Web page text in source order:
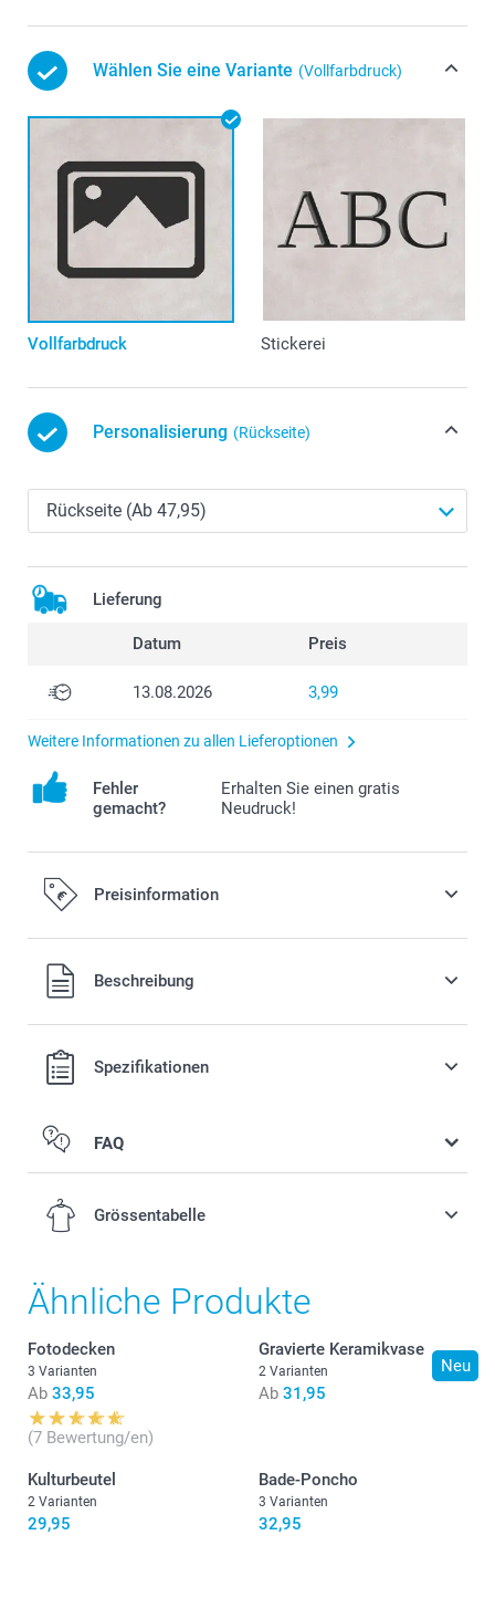
Wählen Sie eine Variante (Vollfarbdruck)
Vollfarbdruck Stickerei
Personalisierung (Rückseite)
Lieferung
Datum Preis
13.08.2026 3,99
Weitere Informationen zu allen Lieferoptionen
Fehler
gemacht?
Erhalten Sie einen gratis
Neudruck!
Preisinformation
Alle Preise verstehen sich in EURO (€) inkl. MwSt. und zzgl.
Versandkosten.Beschreibung
Spezifikationen
FAQ
Grössentabelle
118 cm
121 cm
53 cm
Ähnliche Produkte
Fotodecken
3 Varianten
Ab 33,95
(7 Bewertung/en)
Neu
Gravierte Keramikvase
2 Varianten
Ab 31,95
Kulturbeutel
2 Varianten
29,95
Bade-Poncho
3 Varianten
32,95